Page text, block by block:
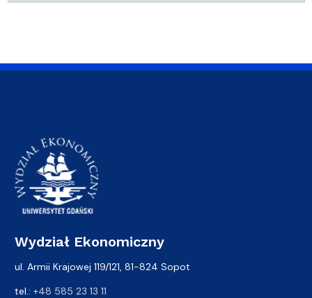
Wydział Ekonomiczny
ul. Armii Krajowej 119/121, 81-824 Sopot
tel.: +48 585 23 13 11